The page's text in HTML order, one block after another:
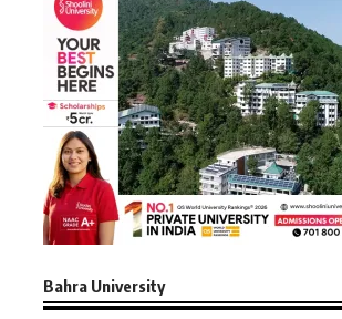
Bahra University